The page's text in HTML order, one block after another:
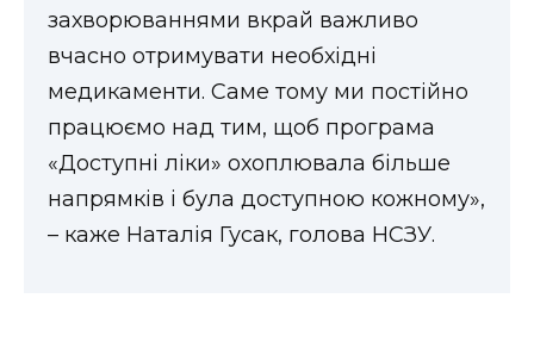
захворюваннями вкрай важливо
вчасно отримувати необхідні
медикаменти. Саме тому ми постійно
працюємо над тим, щоб програма
«Доступні ліки» охоплювала більше
напрямків і була доступною кожному»,
– каже Наталія Гусак, голова НСЗУ.